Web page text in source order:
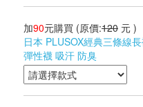
加90元購買 (原價:120 元 )
日本 PLUSOX經典三條線
彈性襪 吸汗 防臭